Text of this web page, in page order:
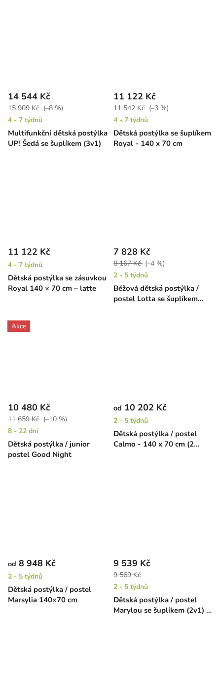
Multifunkční dětská postýlka
UP! Šedá se šuplíkem (3v1)
14 544 Kč
15 909 Kč (–8 %)
4 - 7 týdnů
Dětská postýlka se šuplíkem
Royal - 140 x 70 cm
11 122 Kč
11 542 Kč (–3 %)
4 - 7 týdnů
Dětská postýlka se zásuvkou
Royal 140 × 70 cm – latte
11 122 Kč
4 - 7 týdnů
Béžová dětská postýlka /
postel Lotta se šuplíkem
7 828 Kč
8 167 Kč (–4 %)
2 - 5 týdnů
Akce
Dětská postýlka / junior
postel Good Night
10 480 Kč
11 659 Kč (–10 %)
8 - 22 dní
Dětská postýlka / postel
Calmo - 140 x 70 cm (2
od 10 202 Kč
2 - 5 týdnů
Dětská postýlka / postel
Marsylia 140×70 cm
od 8 948 Kč
2 - 5 týdnů
Dětská postýlka / postel
Marylou se šuplíkem (2v1) -
9 539 Kč
9 569 Kč
2 - 5 týdnů